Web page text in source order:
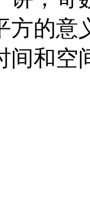
方的意
间和空